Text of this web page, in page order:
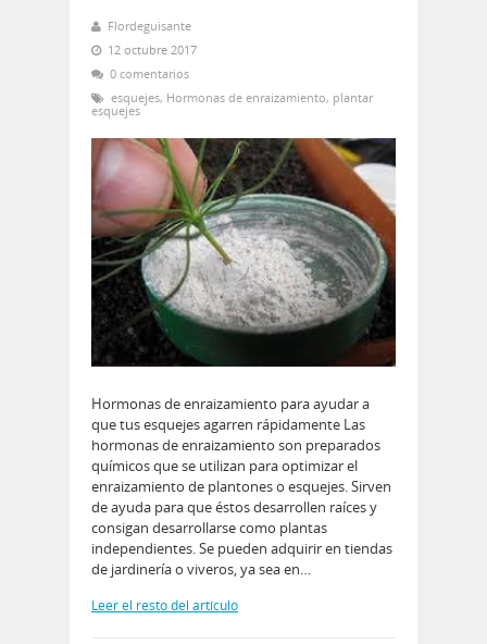
Flordeguisante
12 octubre 2017
0 comentarios
esquejes, Hormonas de enraizamiento, plantar
esquejes
Hormonas de enraizamiento para ayudar a
que tus esquejes agarren rápidamente Las
hormonas de enraizamiento son preparados
químicos que se utilizan para optimizar el
enraizamiento de plantones o esquejes. Sirven
de ayuda para que éstos desarrollen raíces y
consigan desarrollarse como plantas
independientes. Se pueden adquirir en tiendas
de jardinería o viveros, ya sea en…
Leer el resto del artículo